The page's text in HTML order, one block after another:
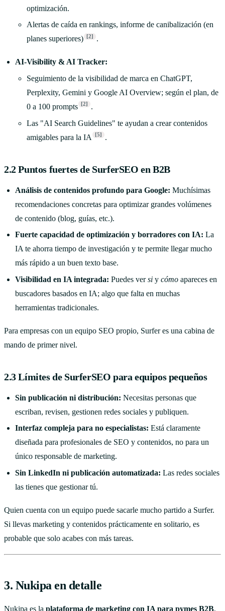
optimización.
Alertas de caída en rankings, informe de canibalización (en
planes superiores) [2] .
AI-Visibility & AI Tracker:
Seguimiento de la visibilidad de marca en ChatGPT,
Perplexity, Gemini y Google AI Overview; según el plan, de
0 a 100 prompts
[2]
.
Las "AI Search Guidelines" te ayudan a crear contenidos
amigables para la IA
[5] .
2.2 Puntos fuertes de SurferSEO en B2B
Análisis de contenidos profundo para Google: Muchísimas
recomendaciones concretas para optimizar grandes volúmenes
de contenido (blog, guías, etc.).
Fuerte capacidad de optimización y borradores con IA: La
IA te ahorra tiempo de investigación y te permite llegar mucho
más rápido a un buen texto base.
Visibilidad en IA integrada: Puedes versi ycómo apareces en
buscadores basados en IA; algo que falta en muchas
herramientas tradicionales.
Para empresas con un equipo SEO propio, Surfer es una cabina de
mando de primer nivel.
2.3 Límites de SurferSEO para equipos pequeños
Sin publicación ni distribución: Necesitas personas que
escriban, revisen, gestionen redes sociales y publiquen.
Interfaz compleja para no especialistas: Está claramente
diseñada para profesionales de SEO y contenidos, no para un
único responsable de marketing.
Sin LinkedIn ni publicación automatizada: Las redes sociales
las tienes que gestionar tú.
Quien cuenta con un equipo puede sacarle mucho partido a Surfer.
Si llevas marketing y contenidos prácticamente en solitario, es
probable que solo acabes con más tareas.
3. Nukipa en detalle
Nukipa es la plataforma de marketing con IA para pymes B2B,